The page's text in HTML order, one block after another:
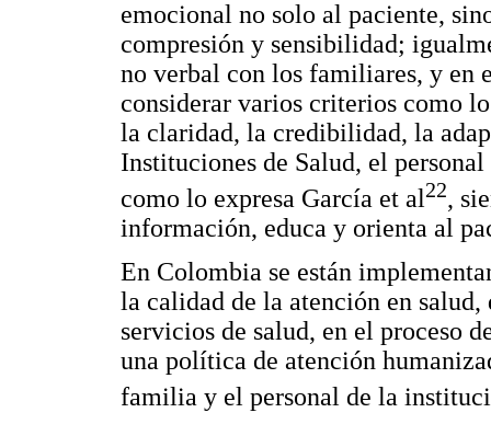
emocional no solo al paciente,
compresión y sensibilidad;
no verbal con los familiares, y en
considerar varios criterios como
la claridad, la credibilidad, la
Instituciones de Salud, el
como lo expresa García et al22,
información, educa y orienta al
En Colombia se están
la calidad de la atención en
servicios de salud, en el proceso
una política de atención
familia y el personal de la